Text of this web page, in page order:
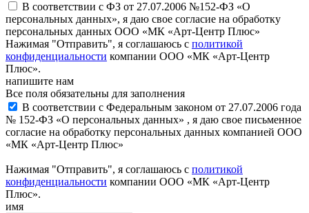
В соответствии с ФЗ от 27.07.2006 №152-ФЗ «О
персональных данных», я даю свое согласие на обработку
персональных данных ООО «МК «Арт-Центр Плюс»
Нажимая "Отправить", я соглашаюсь с политикой
конфиденциальности компании ООО «МК «Арт-Центр
Плюс».
напишите нам
Все поля обязательны для заполнения
В соответствии с Федеральным законом от 27.07.2006 года
№ 152-ФЗ «О персональных данных» , я даю свое письменное
согласие на обработку персональных данных компанией ООО
«МК «Арт-Центр Плюс»
Нажимая "Отправить", я соглашаюсь с политикой
конфиденциальности компании ООО «МК «Арт-Центр
Плюс».
имя